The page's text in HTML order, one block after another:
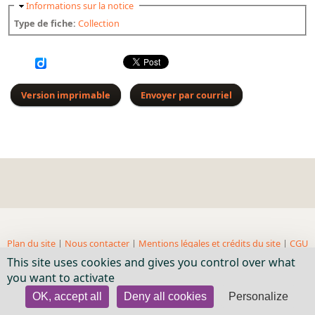
Bibliographie historique de la Bibliothèque nationale de
France
Dictionnaire BnF : index
Organigrammes de la bibliothèque
Rapports d'activité de la Bibliothèque
Répertoire
Masquer
Informations sur la notice
Type de fiche:Collection
Version imprimable Envoyer par courriel
Plan du site | Nous contacter | Mentions légales et crédits du site | CGU
| BnF, 2018- ...
This site uses cookies and gives you control over what
you want to activate
OK, accept all Deny all cookies Personalize